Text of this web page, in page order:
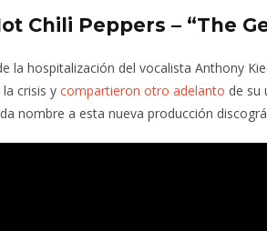
Chili Peppers – “The
la hospitalización del vocalista Anthony
crisis y compartieron otro adelanto de su
nombre a esta nueva producción